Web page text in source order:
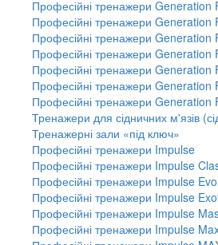
Професійні тренажери Generation
Професійні тренажери Generation
Професійні тренажери Generation
Професійні тренажери Generation
Професійні тренажери Generation
Професійні тренажери Generation
Професійні тренажери Generation
Тренажери для сідничних м'язів
Тренажерні зали «під ключ»
Професійні тренажери Impulse
Професійні тренажери Impulse
Професійні тренажери Impulse
Професійні тренажери Impulse
Професійні тренажери Impulse
Професійні тренажери Impulse